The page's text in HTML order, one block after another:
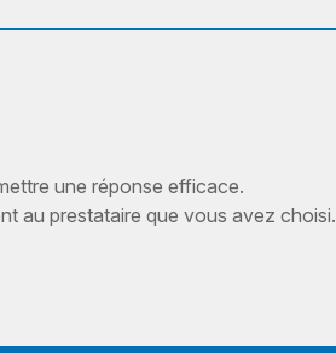
une réponse efficace.
au prestataire que vous avez choisi.